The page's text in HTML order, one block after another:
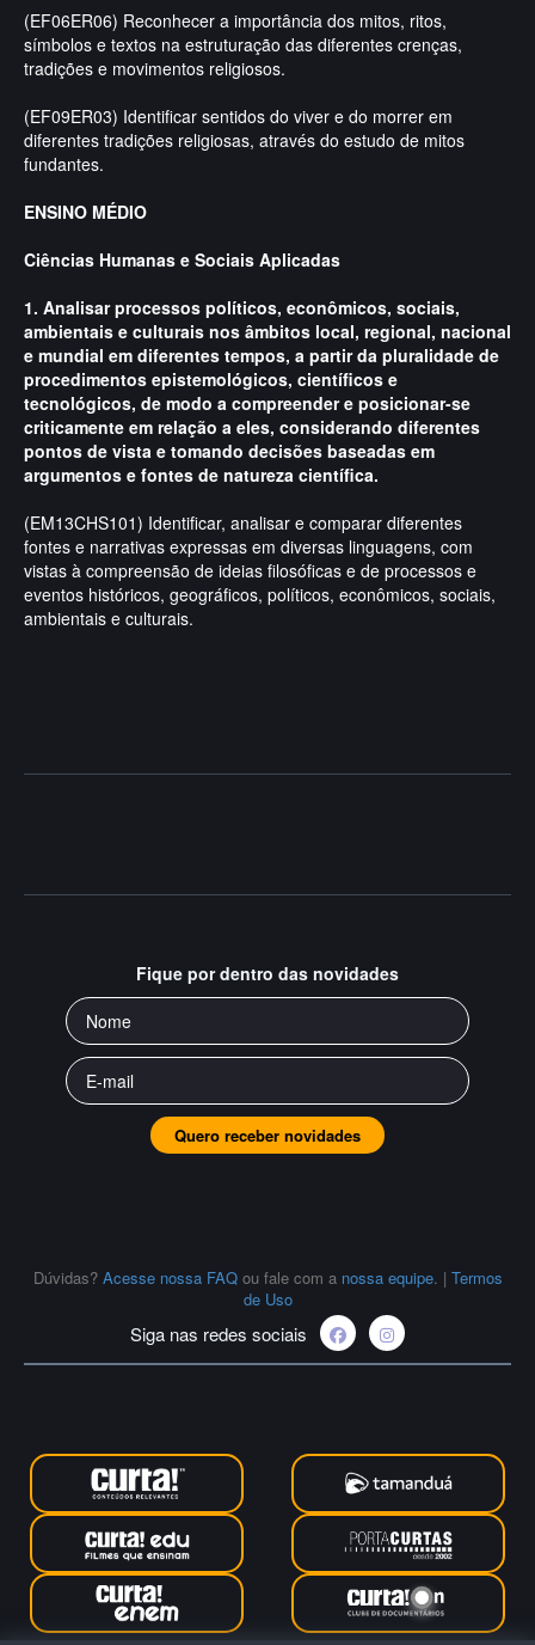
(EF06ER06) Reconhecer a importância dos mitos, ritos,
símbolos e textos na estruturação das diferentes crenças,
tradições e movimentos religiosos.
(EF09ER03) Identificar sentidos do viver e do morrer em
diferentes tradições religiosas, através do estudo de mitos
fundantes.
ENSINO MÉDIO
Ciências Humanas e Sociais Aplicadas
1. Analisar processos políticos, econômicos, sociais,
ambientais e culturais nos âmbitos local, regional, nacional
e mundial em diferentes tempos, a partir da pluralidade de
procedimentos epistemológicos, científicos e
tecnológicos, de modo a compreender e posicionar-se
criticamente em relação a eles, considerando diferentes
pontos de vista e tomando decisões baseadas em
argumentos e fontes de natureza científica.
(EM13CHS101) Identificar, analisar e comparar diferentes
fontes e narrativas expressas em diversas linguagens, com
vistas à compreensão de ideias filosóficas e de processos e
eventos históricos, geográficos, políticos, econômicos, sociais,
ambientais e culturais.
Fique por dentro das novidades
Quero receber novidades
Dúvidas? Acesse nossa FAQ ou fale com a nossa equipe. | Termos
de Uso
Siga nas redes sociais